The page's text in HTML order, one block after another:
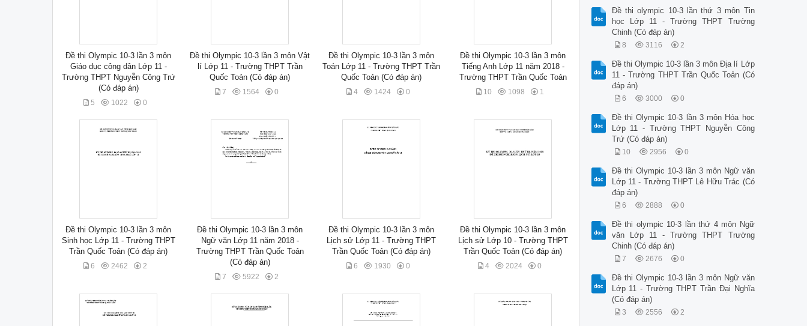
Đề thi Olympic 10-3 lần 3 môn
Giáo dục công dân Lớp 11 -
Trường THPT Nguyễn Công Trứ
(Có đáp án)
5 1022 0
Đề thi Olympic 10-3 lần 3 môn Vật
lí Lớp 11 - Trường THPT Trần
Quốc Toản (Có đáp án)
7 1564 0
Đề thi Olympic 10-3 lần 3 môn
Toán Lớp 11 - Trường THPT Trần
Quốc Toản (Có đáp án)
4 1424 0
Đề thi Olympic 10-3 lần 3 môn
Tiếng Anh Lớp 11 năm 2018 -
Trường THPT Trần Quốc Toản
10 1098 1
Đề thi Olympic 10-3 lần 3 môn
Sinh học Lớp 11 - Trường THPT
Trần Quốc Toản (Có đáp án)
6 2462 2
Đề thi Olympic 10-3 lần 3 môn
Ngữ văn Lớp 11 năm 2018 -
Trường THPT Trần Quốc Toản
(Có đáp án)
7 5922 2
Đề thi Olympic 10-3 lần 3 môn
Lịch sử Lớp 11 - Trường THPT
Trần Quốc Toản (Có đáp án)
6 1930 0
Đề thi Olympic 10-3 lần 3 môn
Lịch sử Lớp 10 - Trường THPT
Trần Quốc Toản (Có đáp án)
4 2024 0
Đề thi olympic 10-3 lần thứ 3 môn Tin
học Lớp 11 - Trường THPT Trường
Chinh (Có đáp án)
8 3116 2
Đề thi Olympic 10-3 lần 3 môn Địa lí Lớp
11 - Trường THPT Trần Quốc Toản (Có
đáp án)
6 3000 0
Đề thi Olympic 10-3 lần 3 môn Hóa học
Lớp 11 - Trường THPT Nguyễn Công
Trứ (Có đáp án)
10 2956 0
Đề thi Olympic 10-3 lần 3 môn Ngữ văn
Lớp 11 - Trường THPT Lê Hữu Trác (Có
đáp án)
6 2888 0
Đề thi olympic 10-3 lần thứ 4 môn Ngữ
văn Lớp 11 - Trường THPT Trường
Chinh (Có đáp án)
7 2676 0
Đề thi Olympic 10-3 lần 3 môn Ngữ văn
Lớp 11 - Trường THPT Trần Đại Nghĩa
(Có đáp án)
3 2556 2